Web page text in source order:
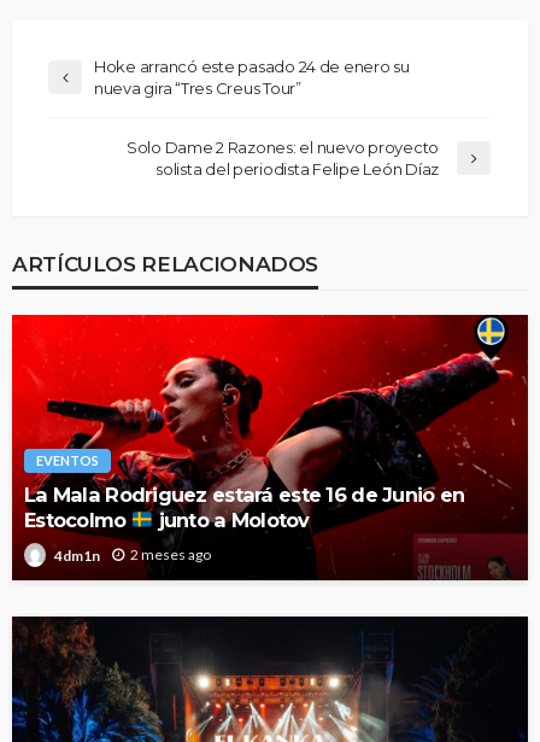
Hoke arrancó este pasado 24 de enero su
nueva gira “Tres Creus Tour”
Solo Dame 2 Razones: el nuevo proyecto
solista del periodista Felipe León Díaz
ARTÍCULOS RELACIONADOS
EVENTOS
La Mala Rodriguez estará este 16 de Junio en
Estocolmo
junto a Molotov
4dm1n 2 meses ago